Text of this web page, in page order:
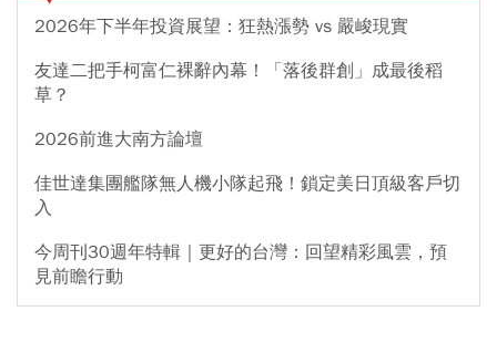
2026年下半年投資展望：狂熱漲勢 vs 嚴峻現實
友達二把手柯富仁裸辭內幕！「落後群創」成最後稻
草？
2026前進大南方論壇
佳世達集團艦隊無人機小隊起飛！鎖定美日頂級客戶切
入
今周刊30週年特輯｜更好的台灣：回望精彩風雲，預
見前瞻行動